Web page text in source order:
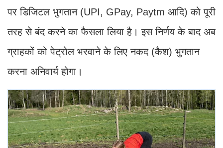
पर डिजिटल भुगतान (UPI, GPay, Paytm आदि) को पूरी
तरह से बंद करने का फैसला लिया है। इस निर्णय के बाद अब
ग्राहकों को पेट्रोल भरवाने के लिए नकद (कैश) भुगतान
करना अनिवार्य होगा।